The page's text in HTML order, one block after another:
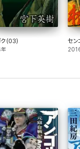
ク(03) セン